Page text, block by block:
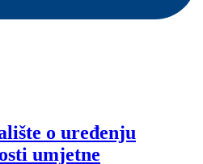
o uređenju
umjetne